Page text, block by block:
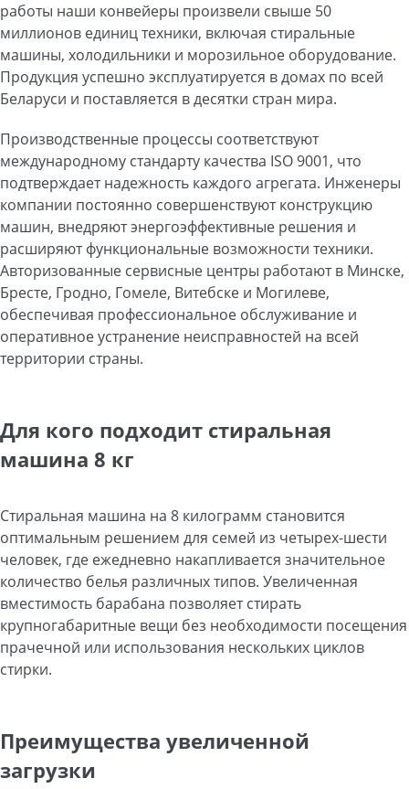
работы наши конвейеры произвели свыше 50
миллионов единиц техники, включая стиральные
машины, холодильники и морозильное оборудование.
Продукция успешно эксплуатируется в домах по всей
Беларуси и поставляется в десятки стран мира.
Производственные процессы соответствуют
международному стандарту качества ISO 9001, что
подтверждает надежность каждого агрегата. Инженеры
компании постоянно совершенствуют конструкцию
машин, внедряют энергоэффективные решения и
расширяют функциональные возможности техники.
Авторизованные сервисные центры работают в Минске,
Бресте, Гродно, Гомеле, Витебске и Могилеве,
обеспечивая профессиональное обслуживание и
оперативное устранение неисправностей на всей
территории страны.
Для кого подходит стиральная
машина 8 кг
Стиральная машина на 8 килограмм становится
оптимальным решением для семей из четырех-шести
человек, где ежедневно накапливается значительное
количество белья различных типов. Увеличенная
вместимость барабана позволяет стирать
крупногабаритные вещи без необходимости посещения
прачечной или использования нескольких циклов
стирки.
Преимущества увеличенной
загрузки